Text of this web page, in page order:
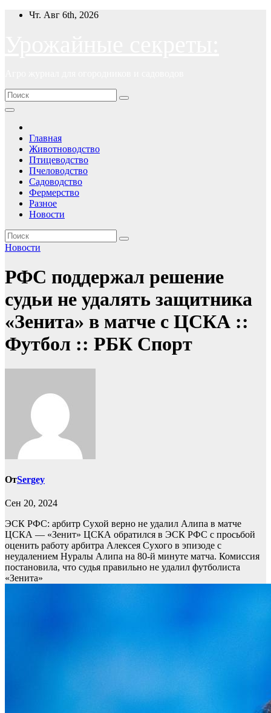
ПерейтиЧт. Авг 6th, 2026
Главная
Животноводство
Птицеводство
Пчеловодство
Садоводство
Фермерство
Разное
Новости
Новости
РФС поддержал решение
судьи не удалять защитника
«Зенита» в матче с ЦСКА ::
Футбол :: РБК Спорт
ОтSergey
Сен 20, 2024
ЭСК РФС: арбитр Сухой верно не удалил Алипа в матче
ЦСКА — «Зенит» ЦСКА обратился в ЭСК РФС с просьбой
оценить работу арбитра Алексея Сухого в эпизоде с
неудалением Нуралы Алипа на 80-й минуте матча. Комиссия
постановила, что судья правильно не удалил футболиста
«Зенита»